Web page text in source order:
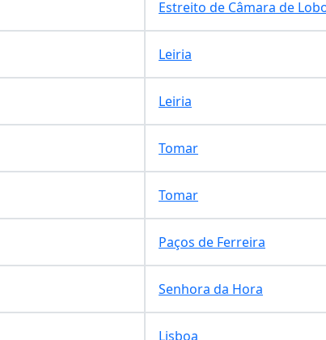
Estreito de Câmara de
Leiria
Leiria
Tomar
Tomar
Paços de Ferreira
Senhora da Hora
Lisboa